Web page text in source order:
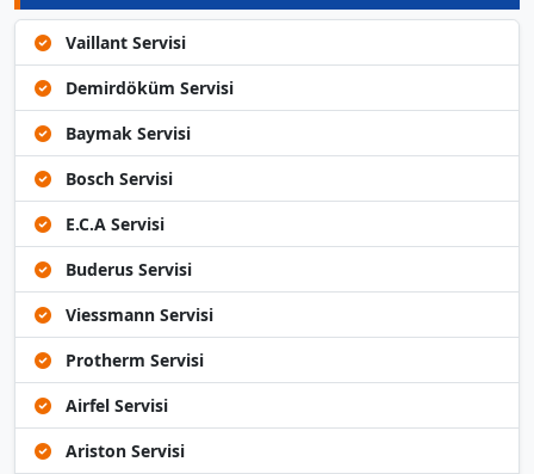
Vaillant Servisi
Demirdöküm Servisi
Baymak Servisi
Bosch Servisi
E.C.A Servisi
Buderus Servisi
Viessmann Servisi
Protherm Servisi
Airfel Servisi
Ariston Servisi